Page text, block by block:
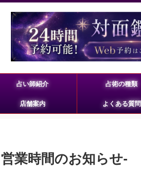
占い師紹介 占術の種類
店舗案内 よくある質問
業時間のお知らせ-